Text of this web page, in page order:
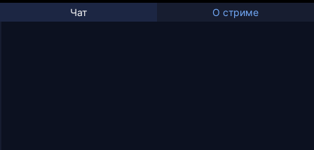
Чат О стриме